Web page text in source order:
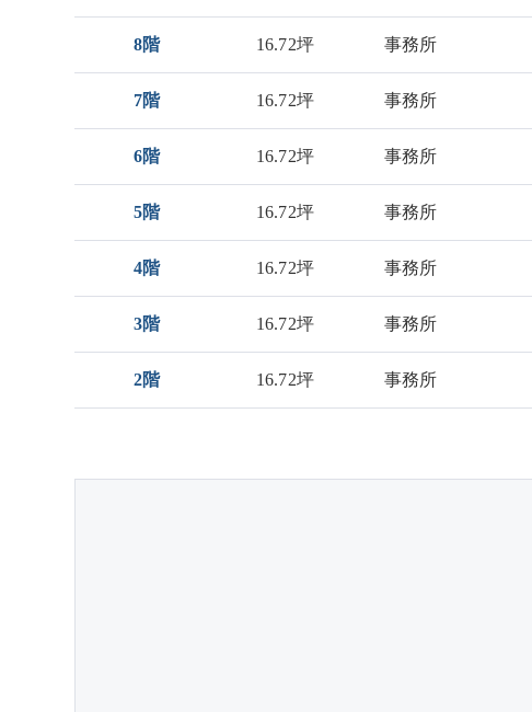
8階 16.72坪 事務所
7階 16.72坪 事務所
6階 16.72坪 事務所
5階 16.72坪 事務所
4階 16.72坪 事務所
3階 16.72坪 事務所
2階 16.72坪 事務所